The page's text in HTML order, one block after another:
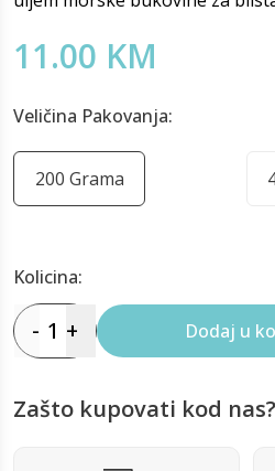
11.00 KM
Veličina Pakovanja:
200 Grama
Kolicina:
- 1 + Dodaj u
Zašto kupovati kod nas?